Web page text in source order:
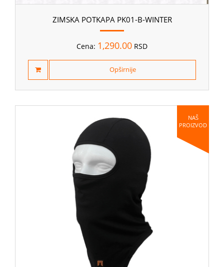
ZIMSKA POTKAPA PK01-B-WINTER
Cena: 1,290.00 RSD
Opširnije
NAŠ
PROIZVOD